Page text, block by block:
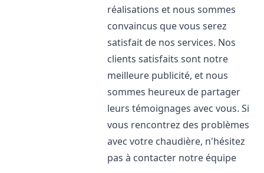
réalisations et nous sommes
convaincus que vous serez
satisfait de nos services. Nos
clients satisfaits sont notre
meilleure publicité, et nous
sommes heureux de partager
leurs témoignages avec vous. Si
vous rencontrez des problèmes
avec votre chaudière, n'hésitez
pas à contacter notre équipe